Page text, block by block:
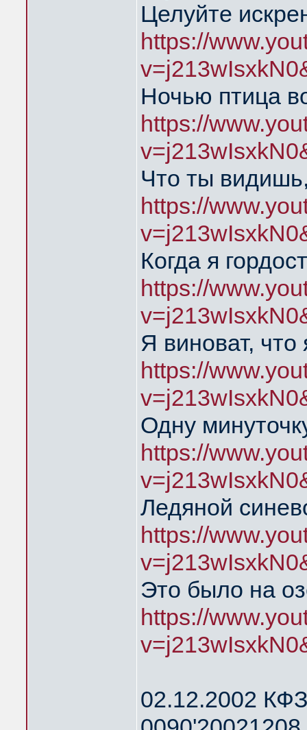
Целуйте
https://
Ночью птица
https://
Что ты
https://
Когда я
https://
Я виноват,
https://
Одну
https://
Ледяной
https://
Это было на
https://
02.12.2002